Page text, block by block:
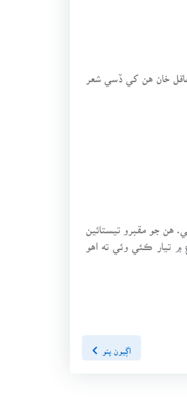
خان هن کي ڏسي شعر
جو مقبرو تيستائين
هيو، جيستائين انگريز اتي حڪومت ڄمائي ويا. (سر سيد احمد خان – آثار الثنادين) جڏهن ”راجپوتانا – مالوا“ ريلوي لائين 1885ع ۾ تيار ڪئي وئي ته اهو
اڳيون پنو